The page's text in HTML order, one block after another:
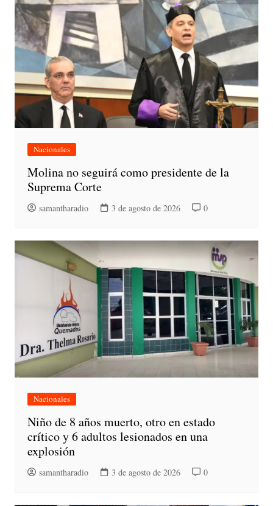
Nacionales
Molina no seguirá como presidente de la
Suprema Corte
samantharadio 3 de agosto de 2026 0
Nacionales
Niño de 8 años muerto, otro en estado
crítico y 6 adultos lesionados en una
explosión
samantharadio 3 de agosto de 2026 0